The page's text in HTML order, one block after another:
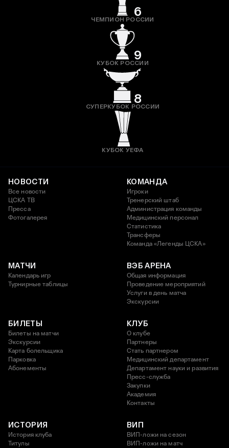
6
ЧЕМПИОН РОССИИ
9
КУБОК РОССИИ
8
СУПЕРКУБОК РОССИИ
КУБОК УЕФА
НОВОСТИ
Все новости
ЦСКА ТВ
Пресса
Фотогалерея
КОМАНДА
Игроки
Тренерский штаб
Администрация команды
Медицинский персонал
Статистика
Трансферы
Команда «Легенды ЦСКА»
МАТЧИ
Календарь игр
Турнирные таблицы
ВЭБ АРЕНА
Общая информация
Проведение мероприятий
Услуги в день матча
Экскурсии
БИЛЕТЫ
Билеты на матчи
Экскурсии
Карта болельщика
Парковка
Абонементы
КЛУБ
О клубе
Партнеры
Стать партнером
Медицинский департамент
Департамент науки и развития
Пресс-служба
Закупки
Академия
Контакты
ИСТОРИЯ
История клуба
Титулы
ВИП
ВИП-ложи на сезон
ВИП-ложи на матч